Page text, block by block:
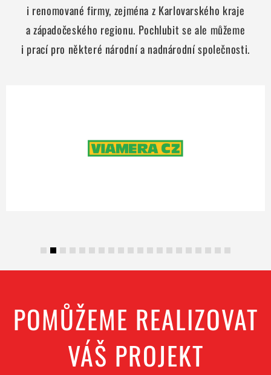
i renomované firmy, zejména z Karlovarského kraje
a západočeského regionu. Pochlubit se ale můžeme
i prací pro některé národní a nadnárodní společnosti.
POMŮŽEME REALIZOVAT
VÁŠ PROJEKT